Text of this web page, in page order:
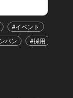
#イベント
パン #採用